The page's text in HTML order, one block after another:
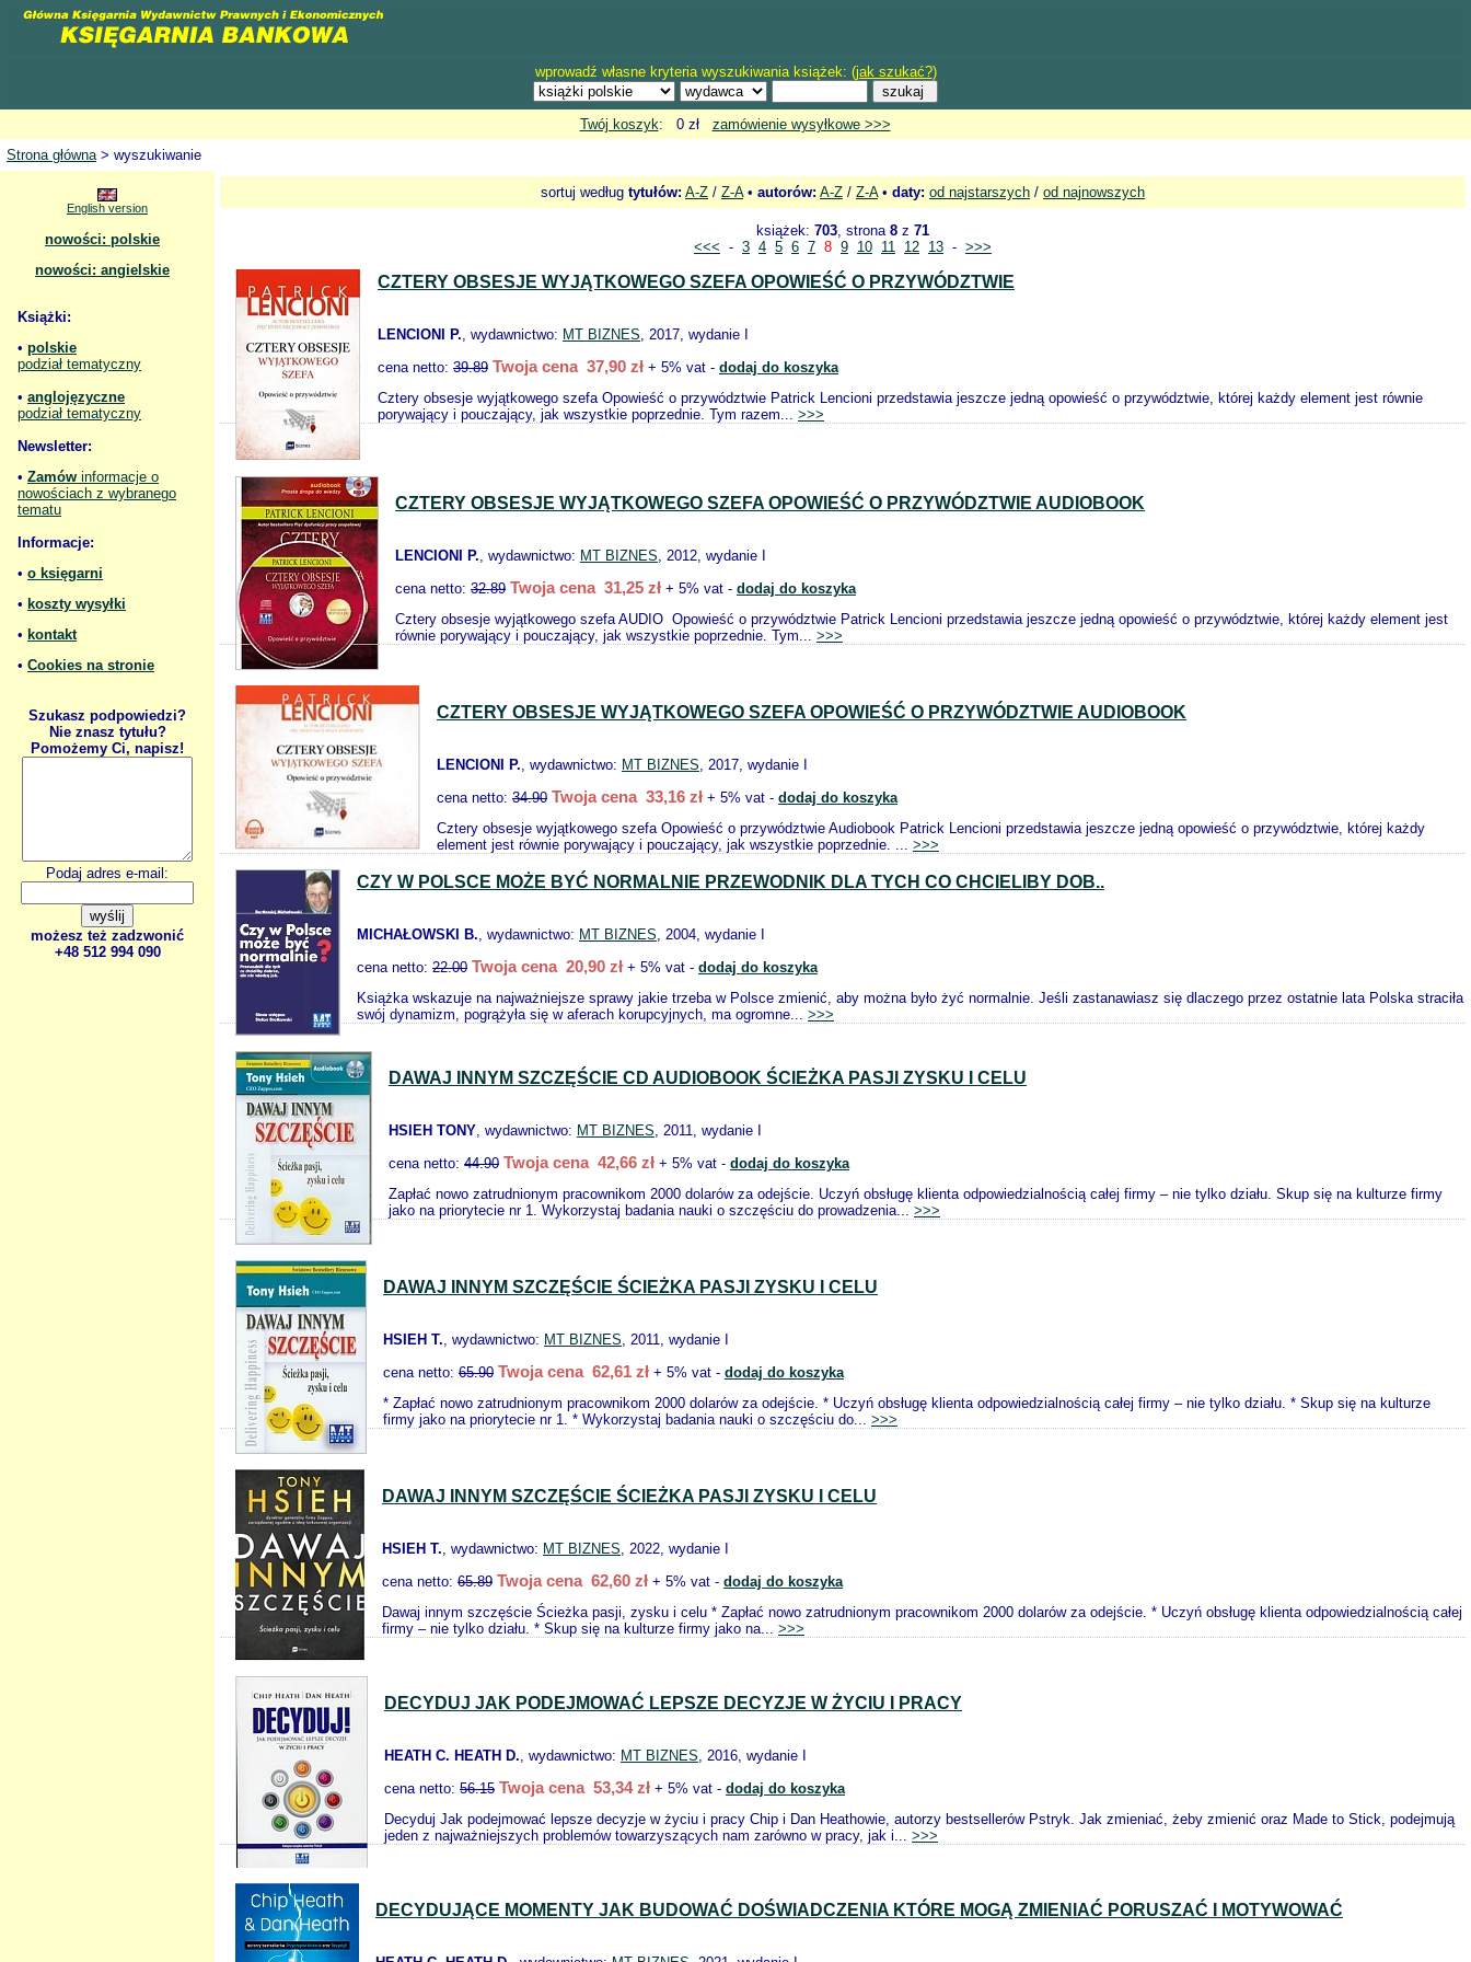
wprowadź własne kryteria wyszukiwania książek: (jak szukać?)
Twój koszyk: 0 zł zamówienie wysyłkowe >>>
Strona główna> wyszukiwanie
English version
nowości: polskie
nowości: angielskie
Książki:
• polskie
podział tematyczny
• anglojęzyczne
podział tematyczny
Newsletter:
• Zamów informacje o
nowościach z wybranego
tematu
Informacje:
• o księgarni
• koszty wysyłki
• kontakt
• Cookies na stronie
Szukasz podpowiedzi?
Nie znasz tytułu?
Pomożemy Ci, napisz!
Podaj adres e-mail:
możesz też zadzwonić
+48 512 994 090
sortuj według tytułów: A-Z / Z-A• autorów: A-Z / Z-A• daty: od najstarszych / od najnowszych
książek: 703, strona 8 z 71
<<< - 3 4 5 6 7 8 9 10 11 12 13 - >>>
CZTERY OBSESJE WYJĄTKOWEGO SZEFA OPOWIEŚĆ O PRZYWÓDZTWIE
LENCIONI P., wydawnictwo: MT BIZNES, 2017, wydanie I
cena netto: 39.89 Twoja cena 37,90 zł + 5% vat - dodaj do koszyka
Cztery obsesje wyjątkowego szefa Opowieść o przywództwie Patrick Lencioni przedstawia jeszcze jedną opowieść o przywództwie, której każdy element jest równie
porywający i pouczający, jak wszystkie poprzednie. Tym razem... >>>
CZTERY OBSESJE WYJĄTKOWEGO SZEFA OPOWIEŚĆ O PRZYWÓDZTWIE AUDIOBOOK
LENCIONI P., wydawnictwo: MT BIZNES, 2012, wydanie I
cena netto: 32.89 Twoja cena 31,25 zł + 5% vat - dodaj do koszyka
Cztery obsesje wyjątkowego szefa AUDIO Opowieść o przywództwie Patrick Lencioni przedstawia jeszcze jedną opowieść o przywództwie, której każdy element jest
równie porywający i pouczający, jak wszystkie poprzednie. Tym... >>>
CZTERY OBSESJE WYJĄTKOWEGO SZEFA OPOWIEŚĆ O PRZYWÓDZTWIE AUDIOBOOK
LENCIONI P., wydawnictwo: MT BIZNES, 2017, wydanie I
cena netto: 34.90 Twoja cena 33,16 zł + 5% vat - dodaj do koszyka
Cztery obsesje wyjątkowego szefa Opowieść o przywództwie Audiobook Patrick Lencioni przedstawia jeszcze jedną opowieść o przywództwie, której każdy
element jest równie porywający i pouczający, jak wszystkie poprzednie. ... >>>
CZY W POLSCE MOŻE BYĆ NORMALNIE PRZEWODNIK DLA TYCH CO CHCIELIBY DOB..
MICHAŁOWSKI B., wydawnictwo: MT BIZNES, 2004, wydanie I
cena netto: 22.00 Twoja cena 20,90 zł + 5% vat - dodaj do koszyka
Książka wskazuje na najważniejsze sprawy jakie trzeba w Polsce zmienić, aby można było żyć normalnie. Jeśli zastanawiasz się dlaczego przez ostatnie lata Polska straciła
swój dynamizm, pogrążyła się w aferach korupcyjnych, ma ogromne... >>>
DAWAJ INNYM SZCZĘŚCIE CD AUDIOBOOK ŚCIEŻKA PASJI ZYSKU I CELU
HSIEH TONY, wydawnictwo: MT BIZNES, 2011, wydanie I
cena netto: 44.90 Twoja cena 42,66 zł + 5% vat - dodaj do koszyka
Zapłać nowo zatrudnionym pracownikom 2000 dolarów za odejście. Uczyń obsługę klienta odpowiedzialnością całej firmy – nie tylko działu. Skup się na kulturze firmy
jako na priorytecie nr 1. Wykorzystaj badania nauki o szczęściu do prowadzenia... >>>
DAWAJ INNYM SZCZĘŚCIE ŚCIEŻKA PASJI ZYSKU I CELU
HSIEH T., wydawnictwo: MT BIZNES, 2011, wydanie I
cena netto: 65.90 Twoja cena 62,61 zł + 5% vat - dodaj do koszyka
* Zapłać nowo zatrudnionym pracownikom 2000 dolarów za odejście. * Uczyń obsługę klienta odpowiedzialnością całej firmy – nie tylko działu. * Skup się na kulturze
firmy jako na priorytecie nr 1. * Wykorzystaj badania nauki o szczęściu do... >>>
DAWAJ INNYM SZCZĘŚCIE ŚCIEŻKA PASJI ZYSKU I CELU
HSIEH T., wydawnictwo: MT BIZNES, 2022, wydanie I
cena netto: 65.89 Twoja cena 62,60 zł + 5% vat - dodaj do koszyka
Dawaj innym szczęście Ścieżka pasji, zysku i celu * Zapłać nowo zatrudnionym pracownikom 2000 dolarów za odejście. * Uczyń obsługę klienta odpowiedzialnością całej
firmy – nie tylko działu. * Skup się na kulturze firmy jako na... >>>
DECYDUJ JAK PODEJMOWAĆ LEPSZE DECYZJE W ŻYCIU I PRACY
HEATH C. HEATH D., wydawnictwo: MT BIZNES, 2016, wydanie I
cena netto: 56.15 Twoja cena 53,34 zł + 5% vat - dodaj do koszyka
Decyduj Jak podejmować lepsze decyzje w życiu i pracy Chip i Dan Heathowie, autorzy bestsellerów Pstryk. Jak zmieniać, żeby zmienić oraz Made to Stick, podejmują
jeden z najważniejszych problemów towarzyszących nam zarówno w pracy, jak i... >>>
DECYDUJĄCE MOMENTY JAK BUDOWAĆ DOŚWIADCZENIA KTÓRE MOGĄ ZMIENIAĆ PORUSZAĆ I MOTYWOWAĆ